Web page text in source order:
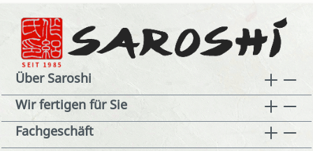
Über Saroshi
Wir fertigen für Sie
Fachgeschäft